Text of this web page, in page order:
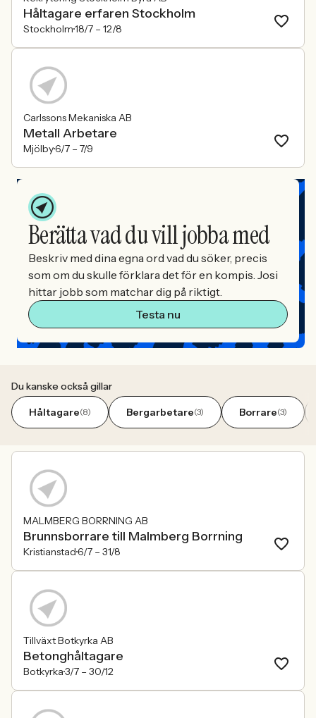
Håltagare erfaren Stockholm
Stockholm18/7 – 12/8
Carlssons Mekaniska AB
Metall Arbetare
Mjölby6/7 – 7/9
Berätta vad du vill jobba med
Beskriv med dina egna ord vad du söker, precis
som om du skulle förklara det för en kompis. Josi
hittar jobb som matchar dig på riktigt.
Testa nu
Du kanske också gillar
Håltagare(8) Bergarbetare(3) Borrare(3)
MALMBERG BORRNING AB
Brunnsborrare till Malmberg Borrning
Kristianstad6/7 – 31/8
Tillväxt Botkyrka AB
Betonghåltagare
Botkyrka3/7 – 30/12